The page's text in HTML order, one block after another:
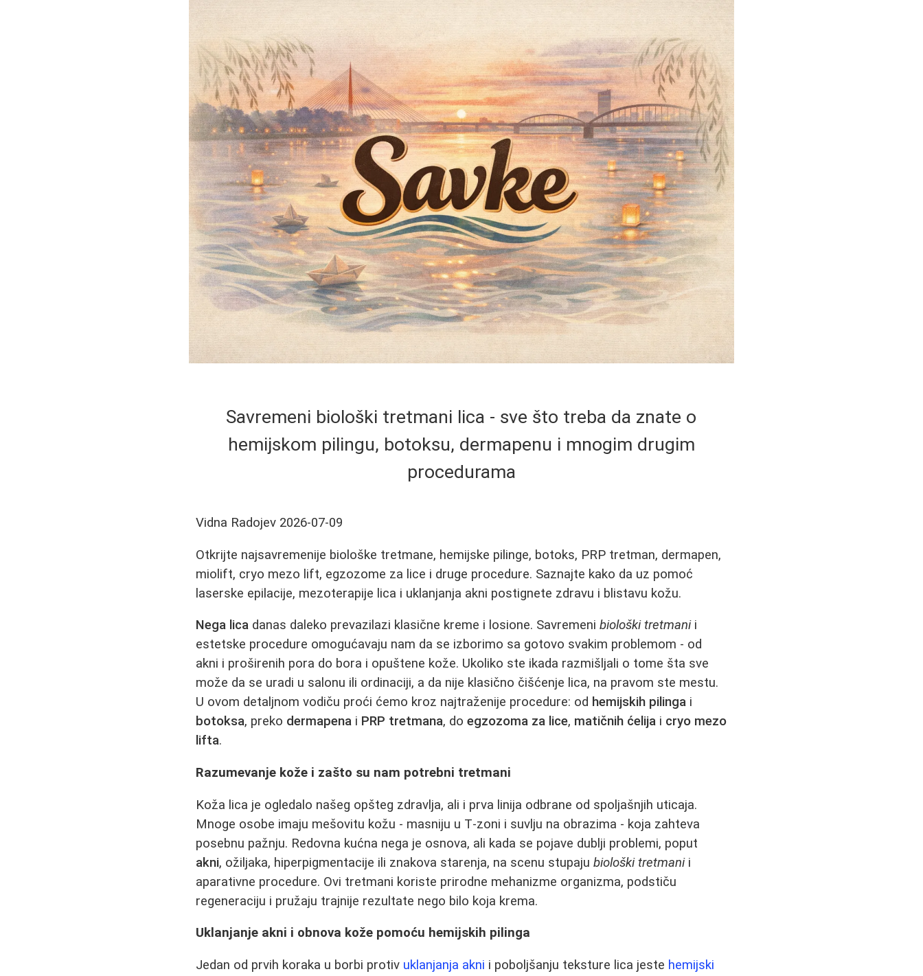
Savremeni biološki tretmani lica - sve što treba da znate o
hemijskom pilingu, botoksu, dermapenu i mnogim drugim
procedurama
Vidna Radojev 2026-07-09
Otkrijte najsavremenije biološke tretmane, hemijske pilinge, botoks, PRP tretman, dermapen,
miolift, cryo mezo lift, egzozome za lice i druge procedure. Saznajte kako da uz pomoć
laserske epilacije, mezoterapije lica i uklanjanja akni postignete zdravu i blistavu kožu.
Nega lica danas daleko prevazilazi klasične kreme i losione. Savremenibiološki tretmanii
estetske procedure omogućavaju nam da se izborimo sa gotovo svakim problemom - od
akni i proširenih pora do bora i opuštene kože. Ukoliko ste ikada razmišljali o tome šta sve
može da se uradi u salonu ili ordinaciji, a da nije klasično čišćenje lica, na pravom ste mestu.
U ovom detaljnom vodiču proći ćemo kroz najtraženije procedure: od hemijskih pilinga i
botoksa, preko dermapena i PRP tretmana, doegzozoma za lice, matičnih ćelija i cryo mezo
lifta.
Razumevanje kože i zašto su nam potrebni tretmani
Koža lica je ogledalo našeg opšteg zdravlja, ali i prva linija odbrane od spoljašnjih uticaja.
Mnoge osobe imaju mešovitu kožu - masniju u T‑zoni i suvlju na obrazima - koja zahteva
posebnu pažnju. Redovna kućna nega je osnova, ali kada se pojave dublji problemi, poput
akni, ožiljaka, hiperpigmentacije ili znakova starenja, na scenu stupajubiološki tretmanii
aparativne procedure. Ovi tretmani koriste prirodne mehanizme organizma, podstiču
regeneraciju i pružaju trajnije rezultate nego bilo koja krema.
Uklanjanje akni i obnova kože pomoću hemijskih pilinga
Jedan od prvih koraka u borbi protiv uklanjanja akni i poboljšanju teksture lica jeste hemijski